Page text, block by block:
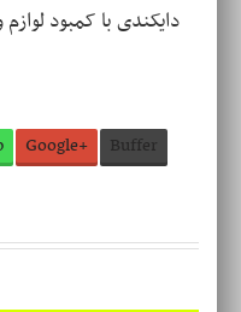
دایکندی با کمبود
Google+
Buffer